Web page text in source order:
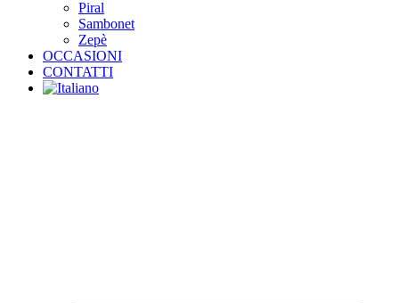
Piral
Sambonet
Zepè
OCCASIONI
CONTATTI